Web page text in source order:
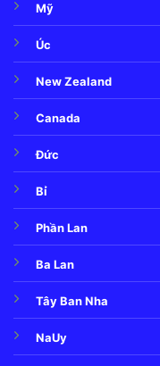
Mỹ
Úc
New Zealand
Canada
Đức
Bỉ
Phần Lan
Ba Lan
Tây Ban Nha
NaUy